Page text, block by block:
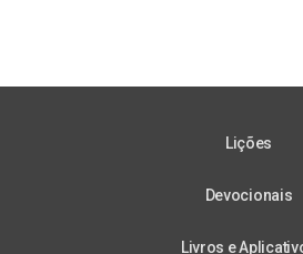
Lições
Devocionais
Livros e